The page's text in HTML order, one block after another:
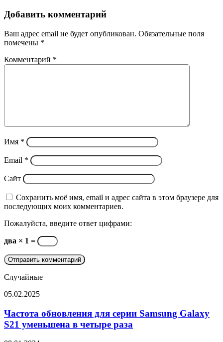
Добавить комментарий
Ваш адрес email не будет опубликован. Обязательные поля
помечены *
Комментарий *
Имя *
Email *
Сайт
Сохранить моё имя, email и адрес сайта в этом браузере для
последующих моих комментариев.
Пожалуйста, введите ответ цифрами:
два × 1 =
Случайные
Частота
для
серии
Samsung
05.02.2025
Частота обновления для серии Samsung Galaxy
S21 уменьшена в четыре раза